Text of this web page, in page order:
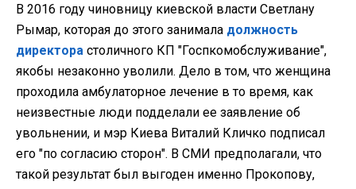
В 2016 году чиновницу киевской власти Светлану
Рымар, которая до этого занимала должность
директора столичного КП "Госпкомобслуживание",
якобы незаконно уволили. Дело в том, что женщина
проходила амбулаторное лечение в то время, как
неизвестные люди подделали ее заявление об
увольнении, и мэр Киева Виталий Кличко подписал
его "по согласию сторон". В СМИ предполагали, что
такой результат был выгоден именно Прокопову,